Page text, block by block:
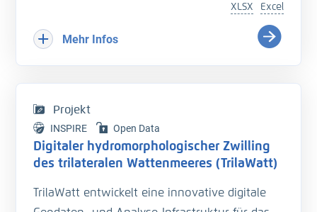
Hinterlandes so wie die Schiffbarkeit des
Bundeswasserstraße.
der Entwässerung des Hinterlandes führt. Das
Kooperationsprojekt „Zukunft Eider“ wurde
geschaffen um Vorarbeiten zu leisten, welche
Anpassungen und Erweiterungen der
Excel
XLSX
Mehr Infos
Projekt
INSPIRE Open Data
Digitaler hydromorphologischer Zwilling
des trilateralen Wattenmeeres (TrilaWatt)
TrilaWatt entwickelt eine innovative digitale